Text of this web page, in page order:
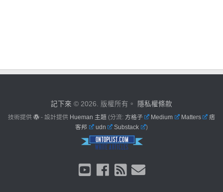
記下來 © 2026. 版權所有。 隱私權條款
技術提供 - 設計提供 Hueman 主題 (分流: 方格子 Medium Matters
痞
客邦
udn Substack )